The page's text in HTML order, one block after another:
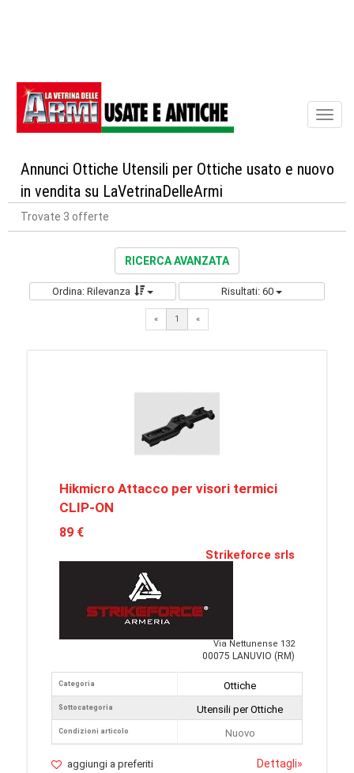
Annunci Ottiche Utensili per Ottiche usato e nuovo
in vendita su LaVetrinaDelleArmi
Trovate 3 offerte
RICERCA AVANZATA
Ordina: Rilevanza Risultati: 60
« 1 «
Hikmicro Attacco per visori termici
CLIP-ON
89 €
Strikeforce srls
Via Nettunense 132
00075 LANUVIO (RM)
Categoria
Sottocategoria
Condizioni articolo
Ottiche
Utensili per Ottiche
Nuovo
aggiungi a preferiti Dettagli»